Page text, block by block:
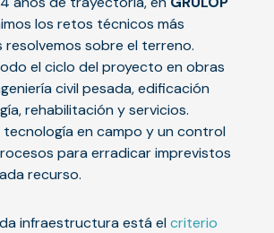
los retos técnicos más
resolvemos sobre el terreno.
el ciclo del proyecto en obras
civil pesada, edificación
rehabilitación y servicios.
tecnología en campo y un control
para erradicar imprevistos
recurso.
infraestructura está el criterio